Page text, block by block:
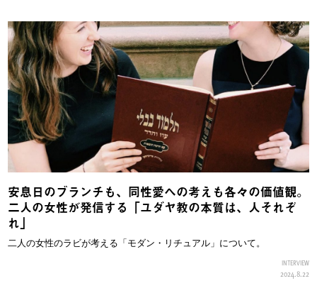
安息日のブランチも、同性愛への考えも各々の価値観。
二人の女性が発信する「ユダヤ教の本質は、人それぞ
れ」
二人の女性のラビが考える「モダン・リチュアル」について。
INTERVIEW
2024.8.22